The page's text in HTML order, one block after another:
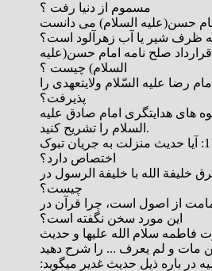
مسموم از دنيا رفت ؟
آيا امام حسن(عليه السلام) مى دانست
ظرف شير يا آب زهرآلود است؟
مواد قرارداد صلح نامه امام حسن(عليه
السلام) چيست ؟
چرا امام رضا علیه السّلام ولایتعهدی را
پذیرفت؟
شیوه های هدایتگری امام صادق علیه
السلام را تشریح کنید.
پرسش 1133: آیا حدیث منزلت به جریان تبوک
اختصاص دارد؟
1107: فرق خلیفة الله با خلیفة الرسول در
چیست؟
اگر امامت از اصول است، چرا قرآن در
این مورد سخن نگفته است؟
حضرت فاطمه سلام الله علیها و حدیث
ابن تيميه در باره ذیل حدیث غدیر میگوید: